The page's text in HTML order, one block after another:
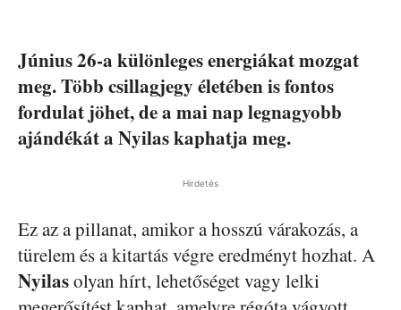
Június 26-a különleges energiákat mozgat
meg. Több csillagjegy életében is fontos
fordulat jöhet, de a mai nap legnagyobb
ajándékát a Nyilas kaphatja meg.
Hirdetés
Ez az a pillanat, amikor a hosszú várakozás, a
türelem és a kitartás végre eredményt hozhat. A
Nyilasolyan hírt, lehetőséget vagy lelki